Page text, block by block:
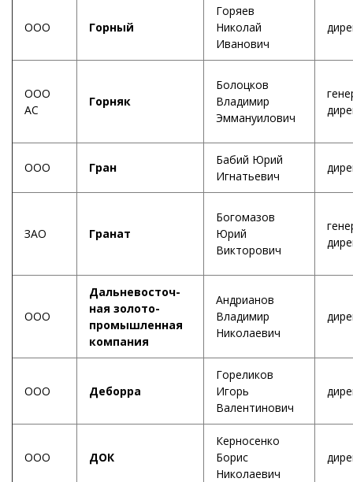
ООО Горный
Горяев
Николай
Иванович
ООО
АС
Горняк
Болоцков
Владимир
Эммануилович
ООО Гран
Бабий Юрий
Игнатьевич
ЗАО Гранат
Богомазов
Юрий
Викторович
ООО
Дальневосточ-
ная золото-
промышленная
компания
Андрианов
Владимир
Николаевич
ООО Деборра
Гореликов
Игорь
Валентинович
ООО ДОК
Керносенко
Борис
Николаевич